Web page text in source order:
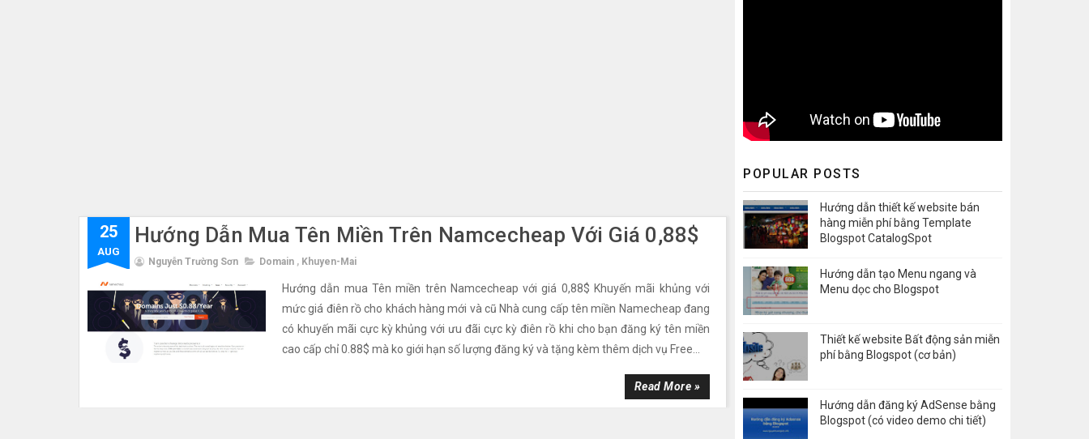
25
AUG
Hướng Dẫn Mua Tên Miền Trên Namcecheap Với Giá 0,88$
Nguyễn Trường Sơn Domain , Khuyen-Mai
Hướng dẫn mua Tên miền trên Namcecheap với giá 0,88$ Khuyến mãi khủng với
mức giá điên rồ cho khách hàng mới và cũ Nhà cung cấp tên miền Namecheap đang
có khuyến mãi cực kỳ khủng với ưu đãi cực kỳ điên rồ khi cho bạn đăng ký tên miền
cao cấp chỉ 0.88$ mà ko giới hạn số lượng đăng ký và tặng kèm thêm dịch vụ Free...
Read More »
POPULAR POSTS
Hướng dẫn thiết kế website bán
hàng miễn phí bằng Template
Blogspot CatalogSpot
Hướng dẫn tạo Menu ngang và
Menu dọc cho Blogspot
Thiết kế website Bất động sản miễn
phí bằng Blogspot (cơ bản)
Hướng dẫn đăng ký AdSense bằng
Blogspot (có video demo chi tiết)